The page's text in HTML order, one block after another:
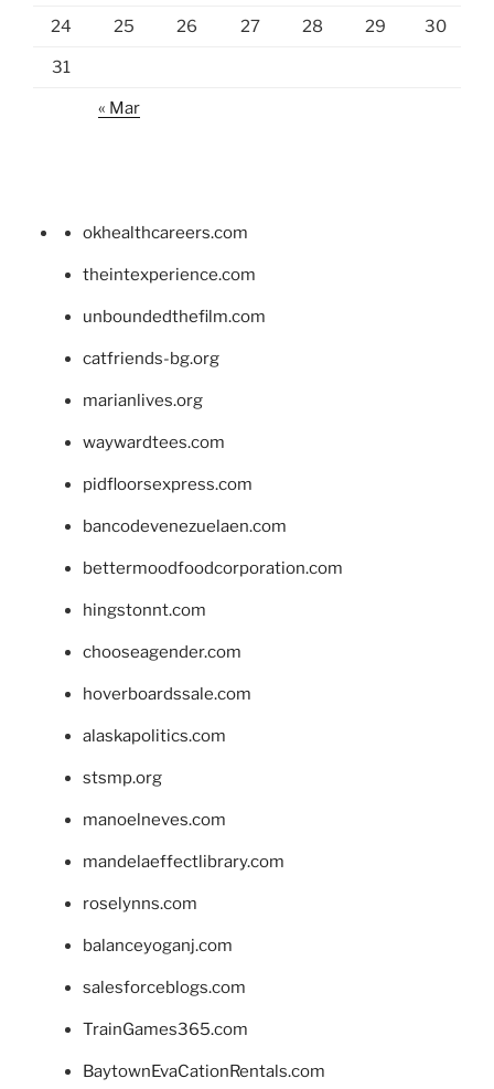
24 25 26 27 28 29 30
31
« Mar
okhealthcareers.com
theintexperience.com
unboundedthefilm.com
catfriends-bg.org
marianlives.org
waywardtees.com
pidfloorsexpress.com
bancodevenezuelaen.com
bettermoodfoodcorporation.com
hingstonnt.com
chooseagender.com
hoverboardssale.com
alaskapolitics.com
stsmp.org
manoelneves.com
mandelaeffectlibrary.com
roselynns.com
balanceyoganj.com
salesforceblogs.com
TrainGames365.com
BaytownEvaCationRentals.com